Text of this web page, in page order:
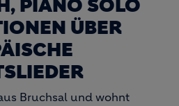
PIANO SOLO
ÜBER
Bruchsal und wohnt